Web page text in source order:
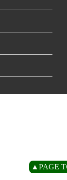
▲PAGE
物
設
念
取り組み